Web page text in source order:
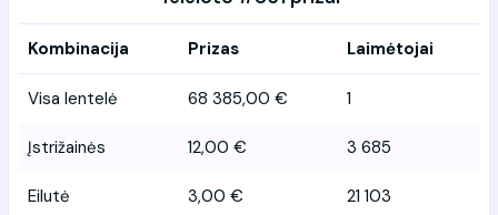
Kombinacija Prizas Laimėtojai
Visa lentelė 68 385,00 € 1
Įstrižainės 12,00 € 3 685
Eilutė 3,00 € 21 103